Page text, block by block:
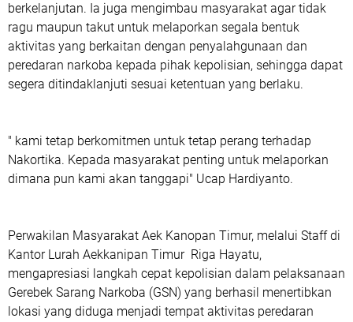
berkelanjutan. Ia juga mengimbau masyarakat agar tidak
ragu maupun takut untuk melaporkan segala bentuk
aktivitas yang berkaitan dengan penyalahgunaan dan
peredaran narkoba kepada pihak kepolisian, sehingga dapat
segera ditindaklanjuti sesuai ketentuan yang berlaku.
" kami tetap berkomitmen untuk tetap perang terhadap
Nakortika. Kepada masyarakat penting untuk melaporkan
dimana pun kami akan tanggapi" Ucap Hardiyanto.
Perwakilan Masyarakat Aek Kanopan Timur, melalui Staff di
Kantor Lurah Aekkanipan Timur Riga Hayatu,
mengapresiasi langkah cepat kepolisian dalam pelaksanaan
Gerebek Sarang Narkoba (GSN) yang berhasil menertibkan
lokasi yang diduga menjadi tempat aktivitas peredaran